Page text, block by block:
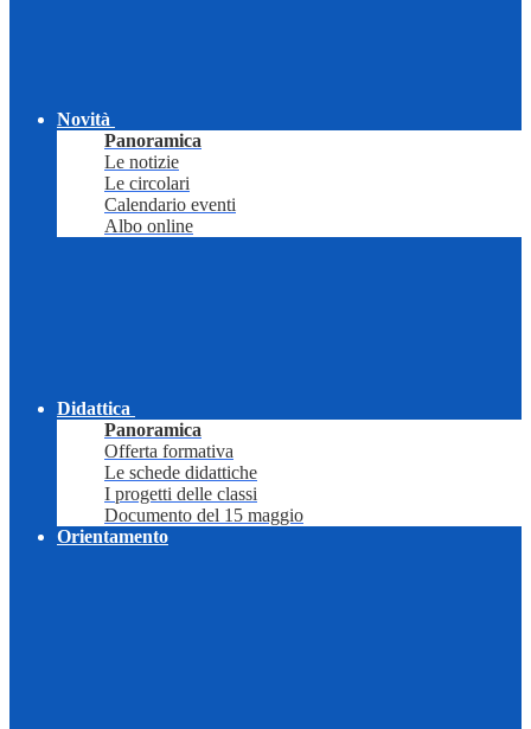
Novità
Panoramica
Le notizie
Le circolari
Calendario eventi
Albo online
Didattica
Panoramica
Offerta formativa
Le schede didattiche
I progetti delle classi
Documento del 15 maggio
Orientamento